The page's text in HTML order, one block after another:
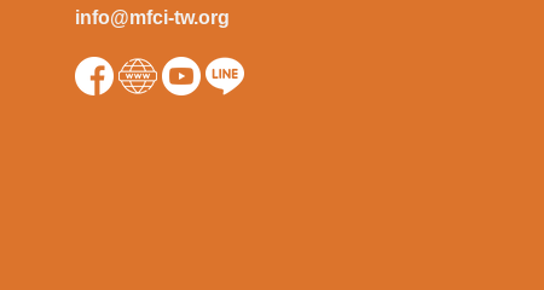
info@mfci-tw.org